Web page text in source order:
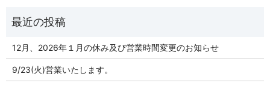
12月、2026年１月の休み及び営業時間変更のお知らせ
9/23(火)営業いたします。